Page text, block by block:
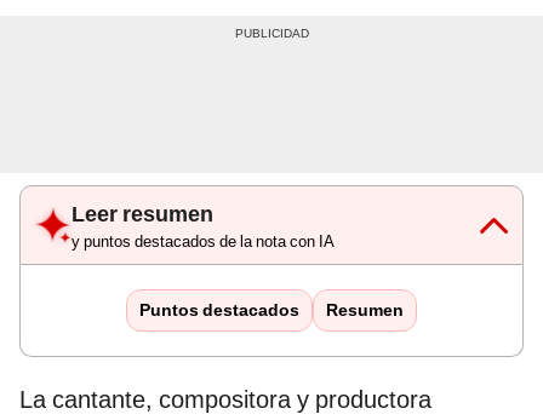
Leer resumen
y puntos destacados de la nota con IA
Puntos destacados Resumen
La cantante, compositora y productora